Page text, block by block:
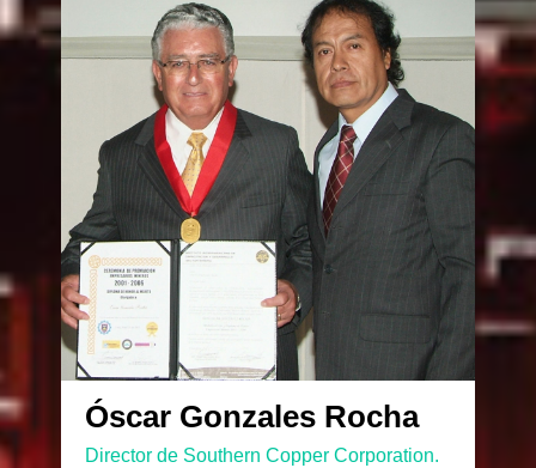
Óscar Gonzales Rocha
Director de Southern Copper Corporation.